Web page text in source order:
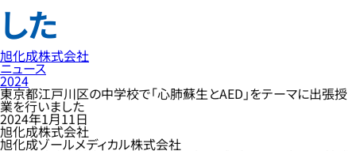
した
旭化成株式会社
ニュース
2024
東京都江戸川区の中学校で「心肺蘇生とAED」をテーマに出張授
業を行いました
2024年1月11日
旭化成株式会社
旭化成ゾールメディカル株式会社